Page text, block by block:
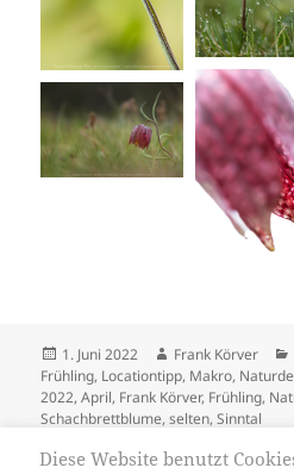
Veröffentlicht
am
1. Juni 2022 Autor
Frank Körver
Frühling, Locationtipp, Makro,
2022,April, Frank Körver, Frühling,
Schachbrettblume,selten,Sinntal
Diese Website benutzt